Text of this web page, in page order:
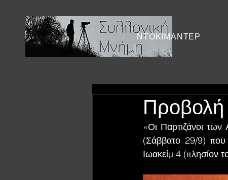
ΝΤΟΚΙΜΑΝΤΕΡ
Προβολή
«Οι Παρτιζάνοι
(Σάββατο 29/9) που
Ιωακείμ 4 (πλησίον